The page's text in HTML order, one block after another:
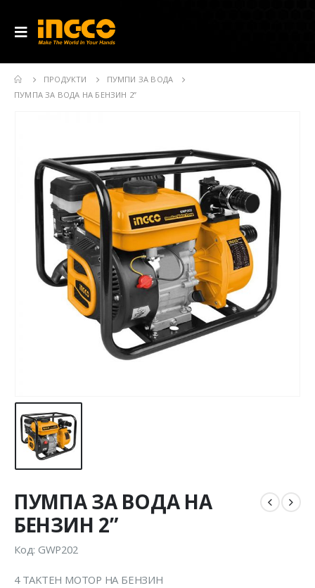
ПРОДУКТИ
ПУМПИ ЗА ВОДА
ПУМПА ЗА ВОДА НА БЕНЗИН 2”
ПУМПА ЗА ВОДА НА
БЕНЗИН 2”
Код: GWP202
4 ТAKTEН МОТОР НА БЕНЗИН